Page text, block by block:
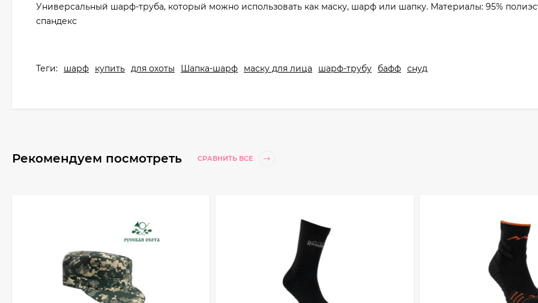
Универсальный шарф-труба, который можно использовать как маску, шарф или шапку. Материалы: 95%
спандекс
Теги: шарф купить для охоты Шапка-шарф маску для лица шарф-трубу бафф снуд
Рекомендуем посмотреть СРАВНИТЬ ВСЕ